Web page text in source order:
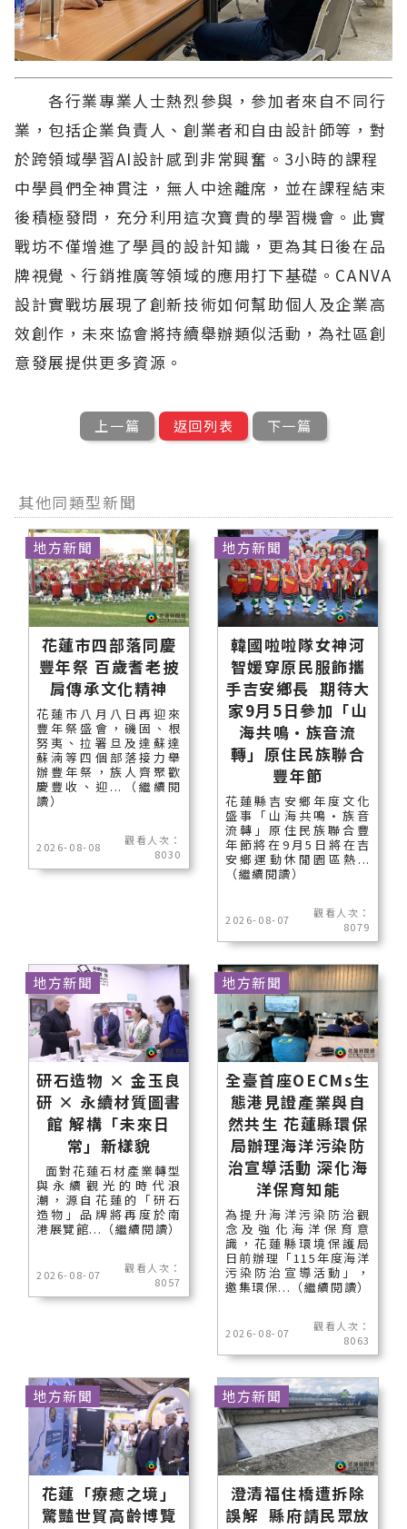
各行業專業人士熱烈參與，參加者來自不同行
業，包括企業負責人、創業者和自由設計師等，對
於跨領域學習AI設計感到非常興奮。3小時的課程
中學員們全神貫注，無人中途離席，並在課程結束
後積極發問，充分利用這次寶貴的學習機會。此實
戰坊不僅增進了學員的設計知識，更為其日後在品
牌視覺、行銷推廣等領域的應用打下基礎。CANVA
設計實戰坊展現了創新技術如何幫助個人及企業高
效創作，未來協會將持續舉辦類似活動，為社區創
意發展提供更多資源。
上一篇 返回列表 下一篇
其他同類型新聞
花蓮市四部落同慶
豐年祭 百歲耆老披
肩傳承文化精神
花蓮市八月八日再迎來
豐年祭盛會，磯固、根
努夷、拉署旦及達蘇達
蘇湳等四個部落接力舉
辦豐年祭，族人齊聚歡
慶豐收、迎...（繼續閱
讀）
2026-08-08
觀看人次：
8030
地方新聞
韓國啦啦隊女神河
智媛穿原民服飾攜
手吉安鄉長 期待大
家9月5日參加「山
海共鳴•族音流
轉」原住民族聯合
豐年節
花蓮縣吉安鄉年度文化
盛事「山海共鳴•族音
流轉」原住民族聯合豐
年節將在9月5日將在吉
安鄉運動休閒園區熱...
（繼續閱讀）
2026-08-07
觀看人次：
8079
地方新聞
研石造物 × 金玉良
研 × 永續材質圖書
館 解構「未來日
常」新樣貌
面對花蓮石材產業轉型
與永續觀光的時代浪
潮，源自花蓮的「研石
造物」品牌將再度於南
港展覽館...（繼續閱讀）
2026-08-07
觀看人次：
8057
地方新聞
全臺首座OECMs生
態港見證產業與自
然共生 花蓮縣環保
局辦理海洋污染防
治宣導活動 深化海
洋保育知能
為提升海洋污染防治觀
念及強化海洋保育意
識，花蓮縣環境保護局
日前辦理「115年度海洋
污染防治宣導活動」，
邀集環保...（繼續閱讀）
2026-08-07
觀看人次：
8063
地方新聞
花蓮「療癒之境」
驚豔世貿高齡博覽
地方新聞
澄清福住橋遭拆除
誤解 縣府請民眾放
地方新聞